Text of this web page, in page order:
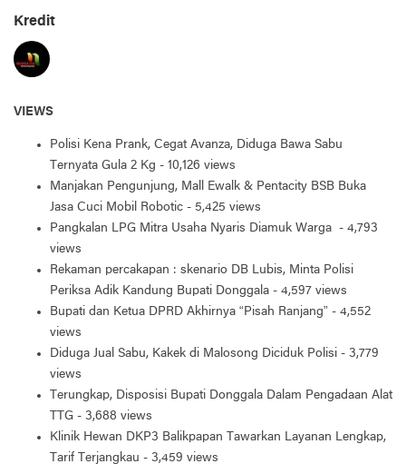
Kredit
VIEWS
Polisi Kena Prank, Cegat Avanza, Diduga Bawa Sabu
Ternyata Gula 2 Kg - 10,126 views
Manjakan Pengunjung, Mall Ewalk & Pentacity BSB Buka
Jasa Cuci Mobil Robotic - 5,425 views
Pangkalan LPG Mitra Usaha Nyaris Diamuk Warga - 4,793
views
Rekaman percakapan : skenario DB Lubis, Minta Polisi
Periksa Adik Kandung Bupati Donggala - 4,597 views
Bupati dan Ketua DPRD Akhirnya “Pisah Ranjang” - 4,552
views
Diduga Jual Sabu, Kakek di Malosong Diciduk Polisi - 3,779
views
Terungkap, Disposisi Bupati Donggala Dalam Pengadaan Alat
TTG - 3,688 views
Klinik Hewan DKP3 Balikpapan Tawarkan Layanan Lengkap,
Tarif Terjangkau - 3,459 views